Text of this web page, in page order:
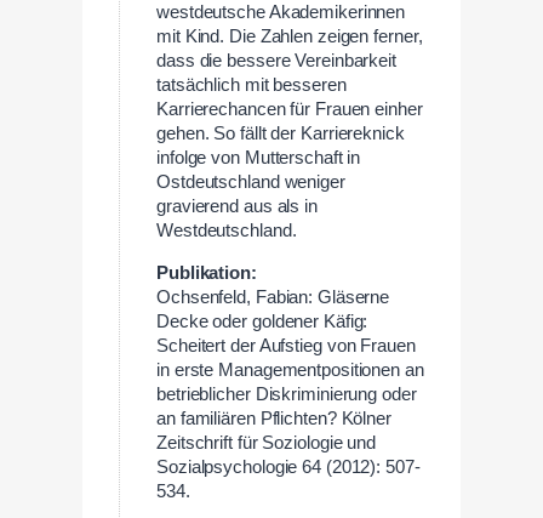
westdeutsche Akademikerinnen
mit Kind. Die Zahlen zeigen ferner,
dass die bessere Vereinbarkeit
tatsächlich mit besseren
Karrierechancen für Frauen einher
gehen. So fällt der Karriereknick
infolge von Mutterschaft in
Ostdeutschland weniger
gravierend aus als in
Westdeutschland.
Publikation:
Ochsenfeld, Fabian: Gläserne
Decke oder goldener Käfig:
Scheitert der Aufstieg von Frauen
in erste Managementpositionen an
betrieblicher Diskriminierung oder
an familiären Pflichten? Kölner
Zeitschrift für Soziologie und
Sozialpsychologie 64 (2012): 507-
534.